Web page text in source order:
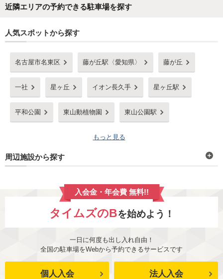
近隣エリアの予約できる駐車場を探す
人気スポットから探す
名古屋市名東区 藤が丘駅〈愛知県〉 藤が丘
一社 星ヶ丘 イオン長久手 星ヶ丘駅
平和公園 東山動植物園 東山公園駅
もっと見る
周辺施設から探す
入会金・年会費 無料!!
タイムズのBを始めよう！
一日に何度も出し入れ自由！
全国の駐車場をWebから予約できるサービスです
個人入会 法人入会